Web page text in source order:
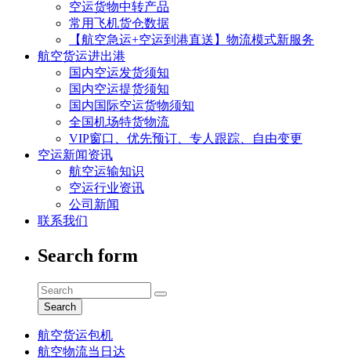
空运货物中转产品
常用飞机货仓数据
【航空急运+空运到港直送】物流模式新服务
航空货运进出港
国内空运发货须知
国内空运提货须知
国内国际空运货物须知
全国机场特货物流
VIP窗口、优先预订、专人跟踪、自由变更
空运新闻资讯
航空运输知识
空运行业资讯
公司新闻
联系我们
Search form
Search
航空货运包机
航空物流当日达